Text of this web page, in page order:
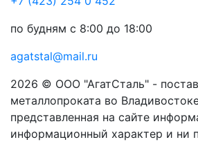
по будням с 8:00 до 18:00
agatstal@mail.ru
2026 © ООО "АгатСталь" -
металлопроката во
представленная на сайте
информационный характер и ни